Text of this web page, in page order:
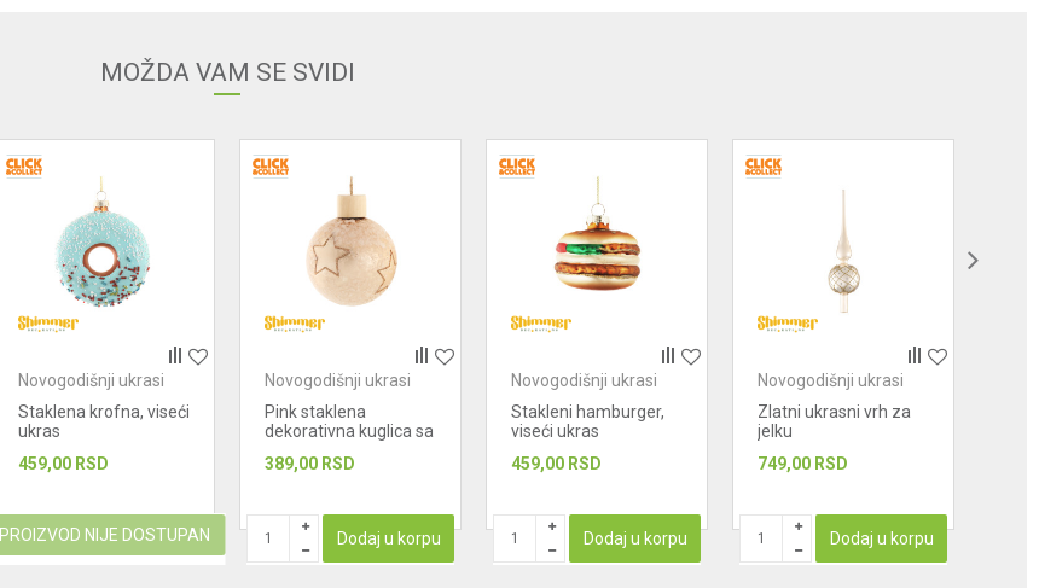
MOŽDA VAM SE SVIDI
Novogodišnji ukrasi
Staklena krofna, viseći
ukras
459,00 RSD
PROIZVOD NIJE DOSTUPAN
Novogodišnji ukrasi
Pink staklena
dekorativna kuglica sa
cm
389,00 RSD
Dodaj u korpu
Novogodišnji ukrasi
Stakleni hamburger,
viseći ukras
459,00 RSD
Dodaj u korpu
Novogodišnji ukrasi
Zlatni ukrasni vrh za
jelku
749,00 RSD
Dodaj u korpu